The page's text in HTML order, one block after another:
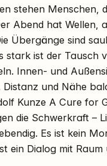
stehen Menschen,
Abend hat Wellen,
Übergänge sind
stark ist der Tausch
Innen- und
Distanz und Nähe
Kunze A Cure for
die Schwerkraft –
Es ist kein
ein Dialog mit Raum